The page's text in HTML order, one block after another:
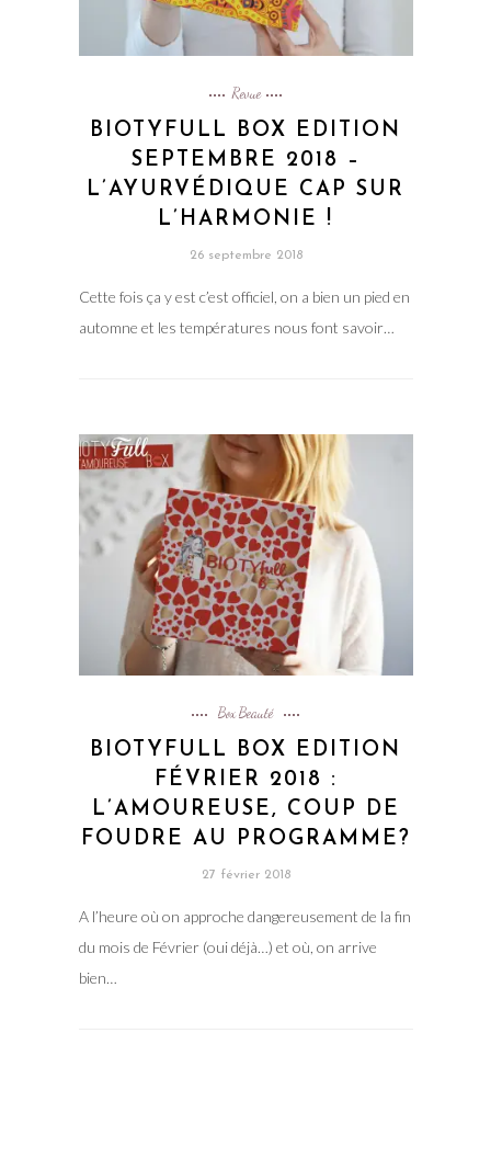
Revue
BIOTYFULL BOX EDITION
SEPTEMBRE 2018 –
L’AYURVÉDIQUE CAP SUR
L’HARMONIE !
26 septembre 2018
Cette fois ça y est c’est officiel, on a bien un pied en
automne et les températures nous font savoir…
Box Beauté
BIOTYFULL BOX EDITION
FÉVRIER 2018 :
L’AMOUREUSE, COUP DE
FOUDRE AU PROGRAMME?
27 février 2018
A l’heure où on approche dangereusement de la fin
du mois de Février (oui déjà…) et où, on arrive
bien…